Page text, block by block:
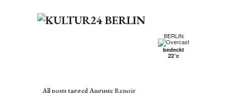
BERLIN
bedeckt
22°c
All posts tagged Auguste Renoir